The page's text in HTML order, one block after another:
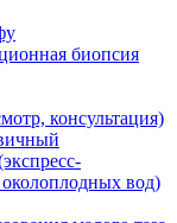
биопсия
консультация)
околоплодных вод)